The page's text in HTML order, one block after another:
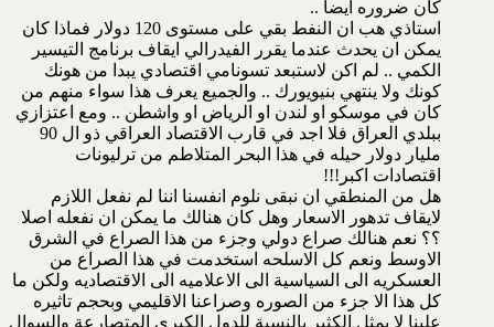
كان ضروره ايضا ..
استاذي هب ان النفط بقي على مستوى 120 دولار فماذا كان
يمكن ان يحدث عندما يقرر الفيدرالي ايقاف برنامج التيسير
الكمي .. لم اكن لاستبعد تسونامي اقتصادي يبدا من هونك
كونك ولا ينتهي بنيويورك .. والجميع يعرف هذا سواء منهم من
كان في موسكو او لندن او الرياض او واشطن .. ومع اعتزازي
ببلدي العراق فلا اجد في قارب الاقتصاد العراقي ذو ال 90
مليار دولار حيله في هذا البحر المتلاطم من ترليونات
اقتصادات اكبر!!!
هل من المنطقي ان نبقى نلوم انفسنا اننا لم نفعل اللازم
لايقاف تدهور الاسعار وهل كان هنالك ما يمكن ان نفعله اصلا
؟؟ نعم هنالك صراع دولي وجزء من هذا الصراع في الشرق
الاوسط ونعم كل الاسلحه استخدمت في هذا الصراع من
العسكريه الى السياسية الى الاعلاميه الى الاقتصاديه ولكن ما
كل هذا الا جزء من الصوره وصراعنا الاقليمي وبحجم تاثيره
علينا لا يمثل الكثير بالنسبة للدول الكبرى المتصارعة والسوال